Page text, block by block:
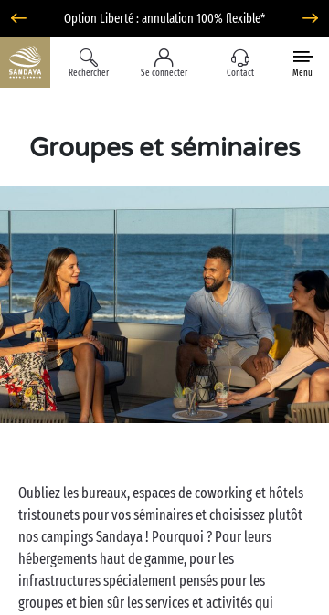
Option Liberté : annulation 100% flexible*
Rechercher Se connecter Contact Menu
Groupes et séminaires
Oubliez les bureaux, espaces de coworking et hôtels
tristounets pour vos séminaires et choisissez plutôt
nos campings Sandaya ! Pourquoi ? Pour leurs
hébergements haut de gamme, pour les
infrastructures spécialement pensés pour les
groupes et bien sûr les services et activités qui